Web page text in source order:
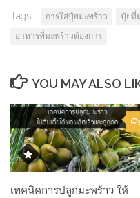
Tags: การใส่ปุ๋ยมะพร้าว ปุ๋ยที่
อาหารที่มะพร้าวต้องการ
YOU MAY ALSO
เทคนิคการปลูกมะพร้าว ให้